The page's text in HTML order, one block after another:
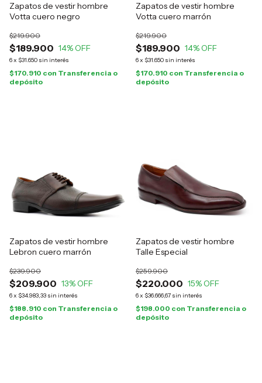
Zapatos de vestir hombre
Votta cuero negro
$189.900
$219.900
14% OFF
6x $31.650 sin interés
$170.910 con Transferencia o
depósito
Zapatos de vestir hombre
Votta cuero marrón
$189.900
$219.900
14% OFF
6x $31.650 sin interés
$170.910 con Transferencia o
depósito
Zapatos de vestir hombre
Lebron cuero marrón
$209.900
$239.900
13% OFF
6x $34.983,33 sin interés
$188.910 con Transferencia o
depósito
Zapatos de vestir hombre
Talle Especial
$220.000
$259.900
15% OFF
6x $36.666,67 sin interés
$198.000 con Transferencia o
depósito